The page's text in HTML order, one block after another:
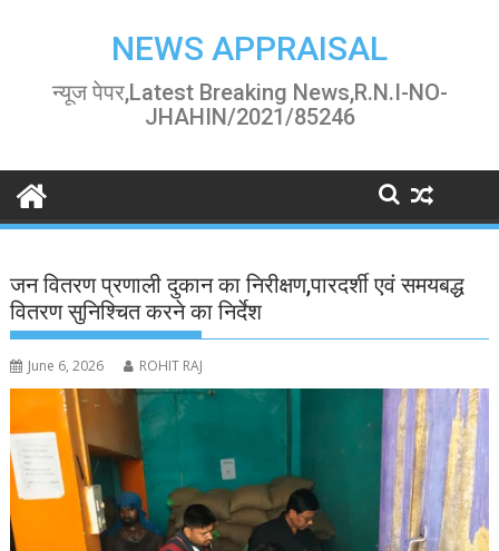
NEWS APPRAISAL
न्यूज पेपर,Latest Breaking News,R.N.I-NO-
JHAHIN/2021/85246
जन वितरण प्रणाली दुकान का निरीक्षण,पारदर्शी एवं समयबद्ध
वितरण सुनिश्चित करने का निर्देश
June 6, 2026 ROHIT RAJ